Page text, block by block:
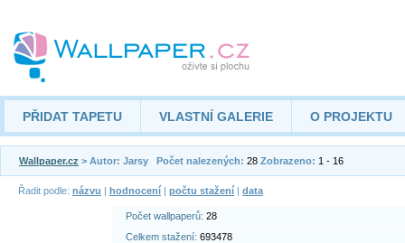
PŘIDAT TAPETU VLASTNÍ GALERIE O PROJEKTU
Wallpaper.cz > Autor: Jarsy Počet nalezených: 28 Zobrazeno: 1 - 16
Řadit podle: názvu | hodnocení | počtu stažení | data
Počet wallpaperů: 28
Celkem stažení: 693478